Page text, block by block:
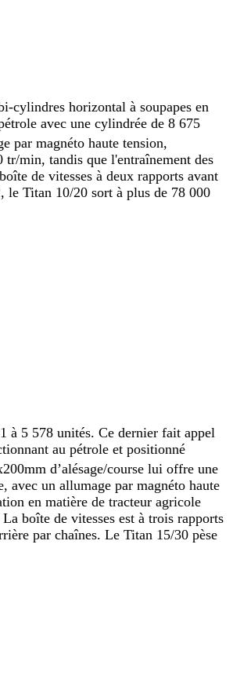
cylindres horizontal à soupapes en
avec une cylindrée de 8 675
par magnéto haute tension,
min, tandis que l'entraînement des
de vitesses à deux rapports avant
Titan 10/20 sort à plus de 78 000
à 5 578 unités. Ce dernier fait appel
au pétrole et positionné
d’alésage/course lui offre une
avec un allumage par magnéto haute
en matière de tracteur agricole
boîte de vitesses est à trois rapports
par chaînes. Le Titan 15/30 pèse